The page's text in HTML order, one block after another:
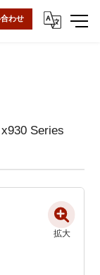
わせ
Series
拡大
拡大
拡大